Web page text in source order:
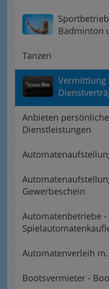
Badminton
Tanzen
Vermittlung
Anbieten
Dienstleistungen
Gewerbeschein
Automatenbetriebe -
Automatenverleih
Bootsvermieter -